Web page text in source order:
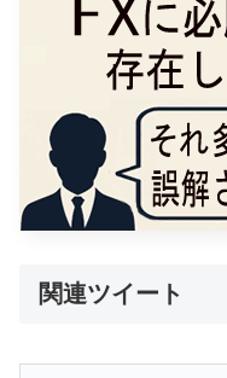
関連ツイート